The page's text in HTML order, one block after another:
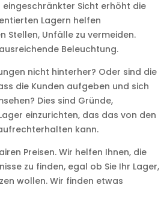
Sicht erhöht die
Lagern helfen
Stellen, Unfälle zu vermeiden.
Beleuchtung.
nicht hinterher? Oder sind die
die Kunden aufgeben und sich
Dies sind Gründe,
einzurichten, das das von den
kann.
Preisen. Wir helfen Ihnen, die
zu finden, egal ob Sie Ihr Lager,
wollen. Wir finden etwas